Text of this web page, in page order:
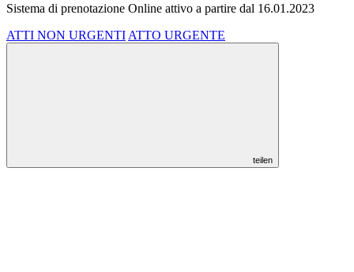
Sistema di prenotazione Online attivo a partire dal 16.01.2023
ATTI NON URGENTI ATTO URGENTE
teilen